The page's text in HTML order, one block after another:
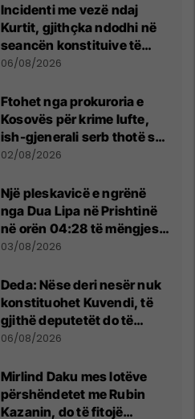
Incidenti me vezë ndaj
Kurtit, gjithçka ndodhi në
seancën konstituive të
Kuvendit
06/08/2026
Ftohet nga prokuroria e
Kosovës për krime lufte,
ish-gjenerali serb thotë se
dikush e tradhtoi në
02/08/2026
Një pleskavicë e ngrënë
nga Dua Lipa në Prishtinë
në orën 04:28 të mëngjesit
- dhe bota digjitale serbe
03/08/2026
Deda: Nëse deri nesër nuk
konstituohet Kuvendi, të
gjithë deputetët do të
bëjnë shkelje të rëndë
06/08/2026
Mirlind Daku mes lotëve
përshëndetet me Rubin
Kazanin, do të fitojë